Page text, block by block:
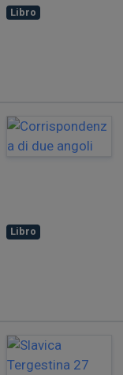
Libro
Libro